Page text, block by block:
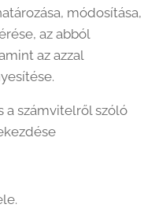
módosítása,
az abból
az azzal
a számvitelről szóló